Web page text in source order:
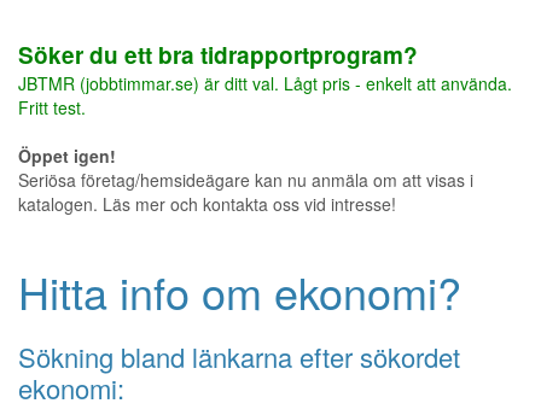
Söker du ett bra tidrapportprogram?
JBTMR (jobbtimmar.se) är ditt val. Lågt pris - enkelt att använda.
Fritt test.
Öppet igen!
Seriösa företag/hemsideägare kan nu anmäla om att visas i
katalogen. Läs mer och kontakta oss vid intresse!
Hitta info om ekonomi?
Sökning bland länkarna efter sökordet
ekonomi: